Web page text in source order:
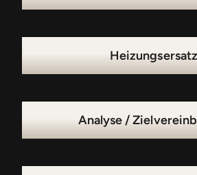
Heizungsersatz
Analyse /